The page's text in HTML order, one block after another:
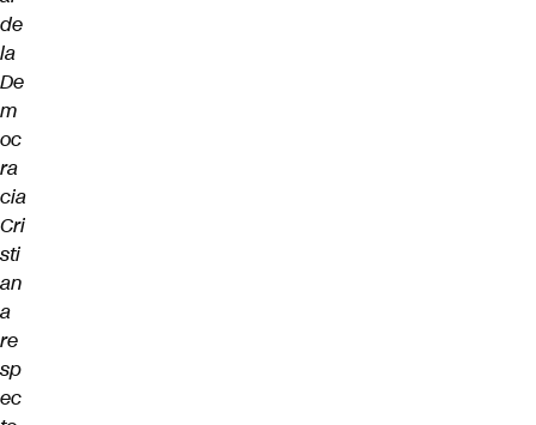
de
la
De
m
oc
ra
cia
Cri
sti
an
a
re
sp
ec